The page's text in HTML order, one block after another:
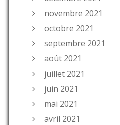
novembre 2021
octobre 2021
septembre 2021
août 2021
juillet 2021
juin 2021
mai 2021
avril 2021